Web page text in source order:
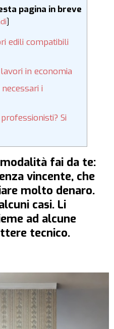
pagina in breve
]
edili compatibili
in economia
i
Si
fai da te:
vincente, che
molto denaro.
casi. Li
ad alcune
tecnico.